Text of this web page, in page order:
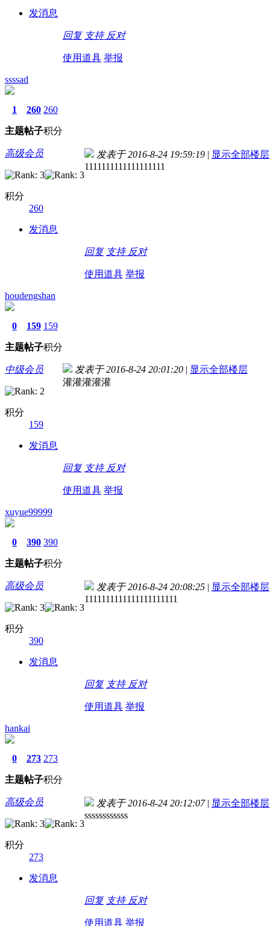
发消息
回复 支持 反对
使用道具 举报
ssssad
1
主题
260
帖子
260
积分
高级会员
积分
260
发消息
发表于 2016-8-24 19:59:19 | 显示全部楼层
1111111111111111111
回复 支持 反对
使用道具 举报
houdengshan
0
主题
159
帖子
159
积分
中级会员
积分
159
发消息
发表于 2016-8-24 20:01:20 | 显示全部楼层
灌灌灌灌灌
回复 支持 反对
使用道具 举报
xuyue99999
0
主题
390
帖子
390
积分
高级会员
积分
390
发消息
发表于 2016-8-24 20:08:25 | 显示全部楼层
1111111111111111111111
回复 支持 反对
使用道具 举报
hankai
0
主题
273
帖子
273
积分
高级会员
积分
273
发消息
发表于 2016-8-24 20:12:07 | 显示全部楼层
ssssssssssss
回复 支持 反对
使用道具 举报